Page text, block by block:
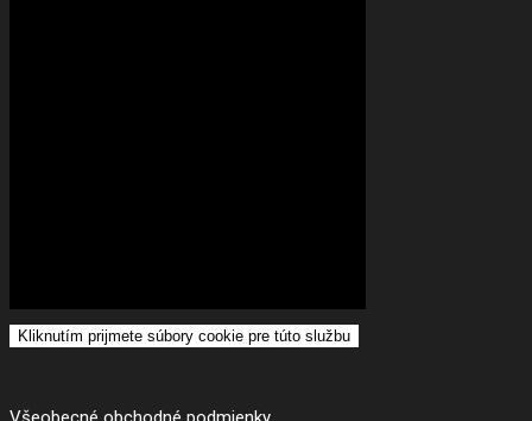
Kliknutím prijmete súbory cookie pre túto službu